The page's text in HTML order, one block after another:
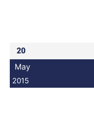
20
May
2015